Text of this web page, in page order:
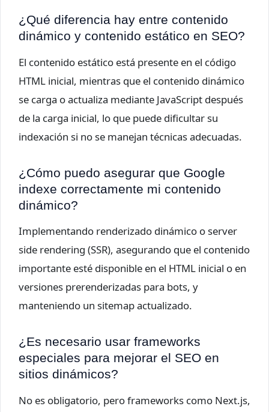
¿Qué diferencia hay entre contenido
dinámico y contenido estático en SEO?
El contenido estático está presente en el código
HTML inicial, mientras que el contenido dinámico
se carga o actualiza mediante JavaScript después
de la carga inicial, lo que puede dificultar su
indexación si no se manejan técnicas adecuadas.
¿Cómo puedo asegurar que Google
indexe correctamente mi contenido
dinámico?
Implementando renderizado dinámico o server
side rendering (SSR), asegurando que el contenido
importante esté disponible en el HTML inicial o en
versiones prerenderizadas para bots, y
manteniendo un sitemap actualizado.
¿Es necesario usar frameworks
especiales para mejorar el SEO en
sitios dinámicos?
No es obligatorio, pero frameworks como Next.js,